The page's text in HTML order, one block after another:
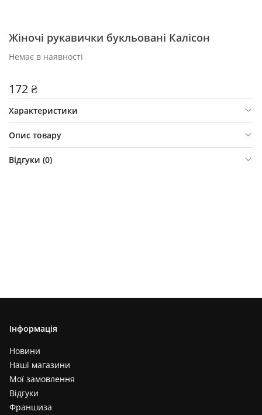
Жіночі рукавички букльовані Калісон
Немає в наявності
172 ₴
Характеристики
Опис товару
Відгуки (0)
Інформація
Новини
Наші магазини
Мої замовлення
Відгуки
Франшиза